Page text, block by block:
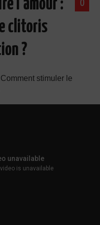
0
l’amour :
clitoris
?
stimuler le